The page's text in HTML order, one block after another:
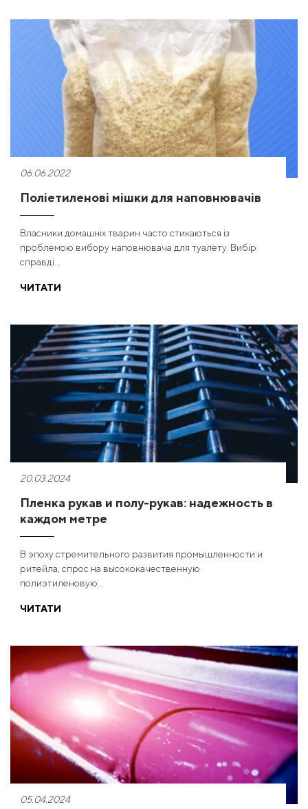
06.06.2022
Поліетиленові мішки для наповнювачів
Власники домашніх тварин часто стикаються із
проблемою вибору наповнювача для туалету. Вибір
справді...
ЧИТАТИ
20.03.2024
Пленка рукав и полу-рукав: надежность в
каждом метре
В эпоху стремительного развития промышленности и
ритейла, спрос на высококачественную
полиэтиленовую...
ЧИТАТИ
05.04.2024